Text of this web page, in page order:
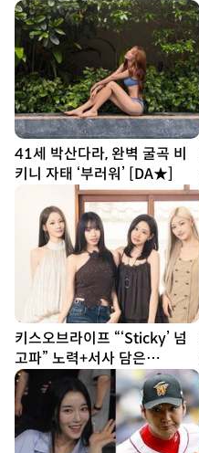
41세 박산다라, 완벽 굴곡 비
키니 자태 ‘부러워’ [DA★]
키스오브라이프 “‘Sticky’ 넘
고파” 노력+서사 담은
‘SWEAT’ [DA인터뷰①]